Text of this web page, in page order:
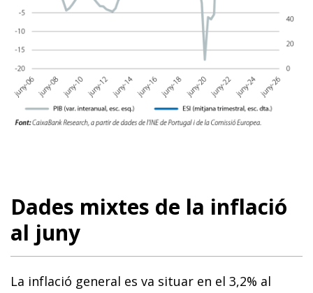
Dades mixtes de la inflació
al juny
La inflació general es va situar en el 3,2% al